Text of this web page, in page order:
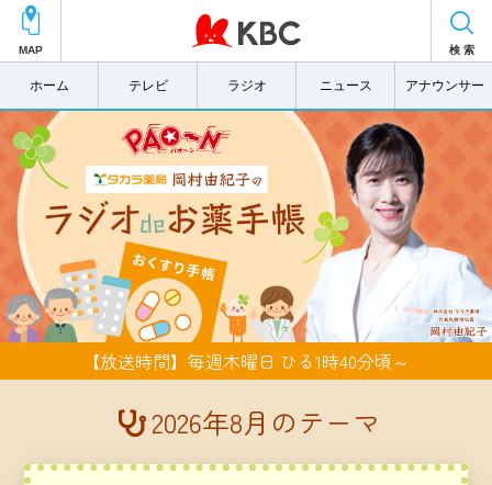
MAP 検 索
ホーム テレビ ラジオ ニュース アナウンサー
【放送時間】毎週木曜日 ひる1時40分頃～
2026年8月のテーマ